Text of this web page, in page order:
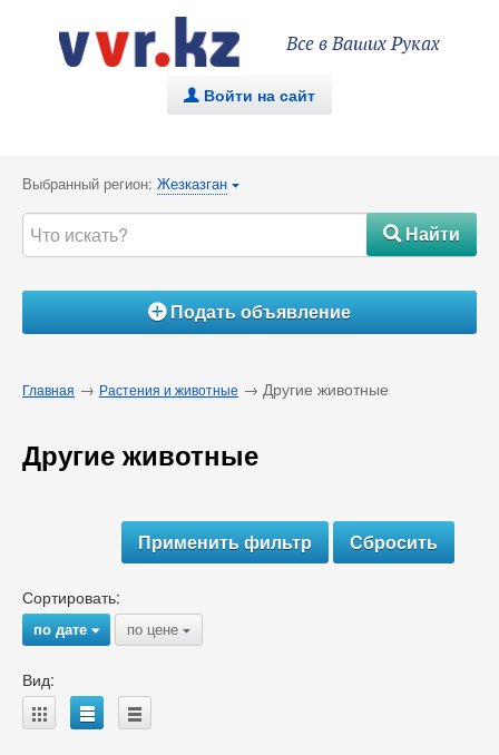
Все в Ваших Руках
. Войти на сайт
Выбранный регион: Жезказган {
#Найти
ÁПодать объявление
Главная → Растения и животные → Другие животные
Другие животные
Сортировать:
по дате{ по цене {
Вид:
A B C